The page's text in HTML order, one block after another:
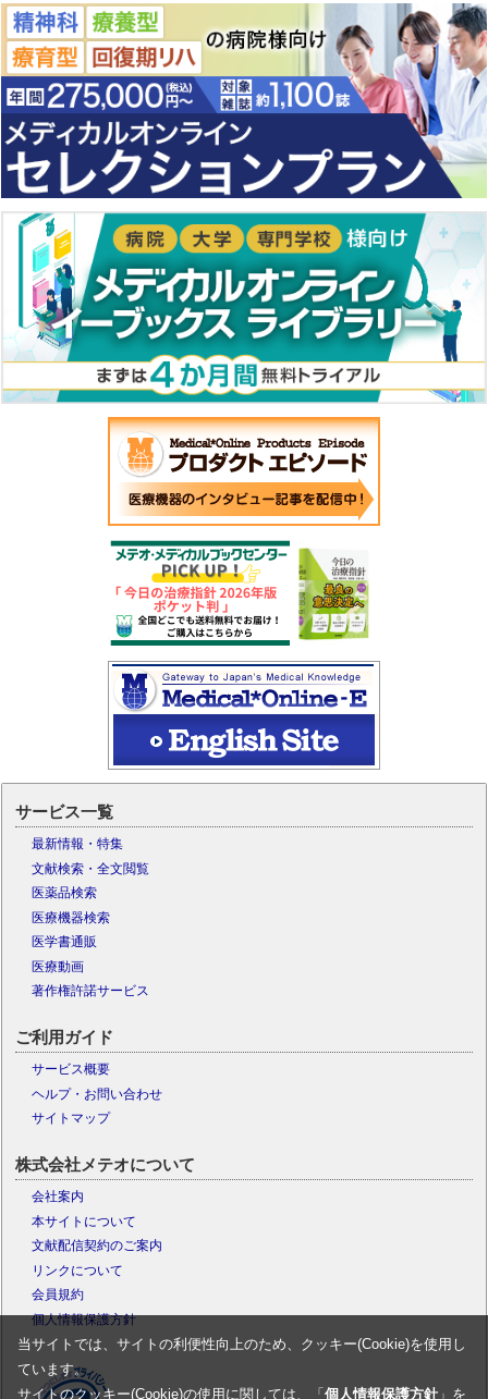
サービス一覧
最新情報・特集
文献検索・全文閲覧
医薬品検索
医療機器検索
医学書通販
医療動画
著作権許諾サービス
ご利用ガイド
サービス概要
ヘルプ・お問い合わせ
サイトマップ
株式会社メテオについて
会社案内
本サイトについて
文献配信契約のご案内
リンクについて
会員規約
個人情報保護方針
当サイトでは、サイトの利便性向上のため、クッキー(Cookie)を使用し
ています。
サイトのクッキー(Cookie)の使用に関しては、「 個人情報保護方針」を